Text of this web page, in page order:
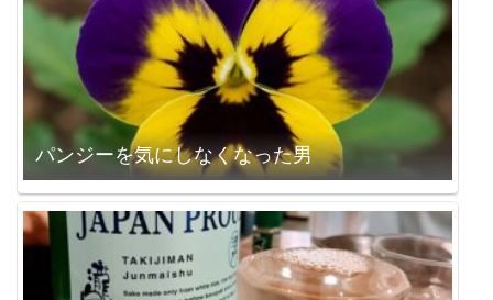
パンジーを気にしなくなった男